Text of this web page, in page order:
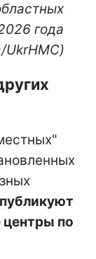
года
UkrHMC)
публикуют
центры по